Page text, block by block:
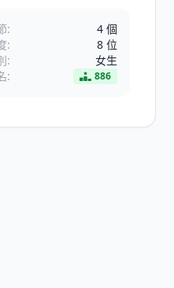
:
4 個
:
8 位
:
女生
:
886